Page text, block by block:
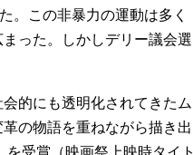
。この非暴力の運動は多く
った。しかしデリー議会選
的にも透明化されてきたム
の物語を重ねながら描き出